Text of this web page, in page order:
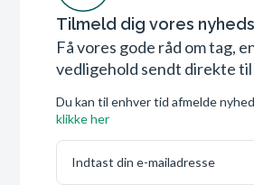
Tilmeld dig vores
Få vores gode råd om tag,
vedligehold sendt direkte til
Du kan til enhver tid afmelde
klikke her
E-mail